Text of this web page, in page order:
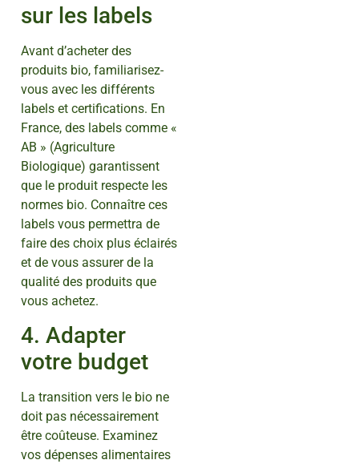
sur les labels
Avant d’acheter des
produits bio, familiarisez-
vous avec les différents
labels et certifications. En
France, des labels comme «
AB » (Agriculture
Biologique) garantissent
que le produit respecte les
normes bio. Connaître ces
labels vous permettra de
faire des choix plus éclairés
et de vous assurer de la
qualité des produits que
vous achetez.
4. Adapter
votre budget
La transition vers le bio ne
doit pas nécessairement
être coûteuse. Examinez
vos dépenses alimentaires